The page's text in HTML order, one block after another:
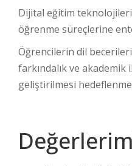
Dijital eğitim
öğrenme süreçlerine
Öğrencilerin dil
farkındalık ve
geliştirilmesi